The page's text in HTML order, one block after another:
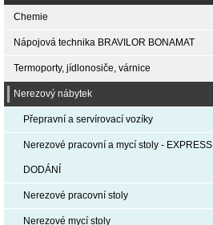
Chemie
Nápojová technika BRAVILOR BONAMAT
Termoporty, jídlonosiče, várnice
Nerezový nábytek
Přepravní a servírovací vozíky
Nerezové pracovní a mycí stoly - EXPRESS
DODÁNÍ
Nerezové pracovní stoly
Nerezové mycí stoly